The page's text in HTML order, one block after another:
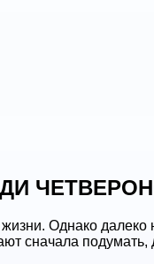
Однако
сначала подумать,